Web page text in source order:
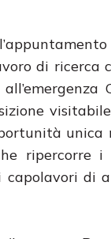
di ricerca
unica
ripercorre i
di